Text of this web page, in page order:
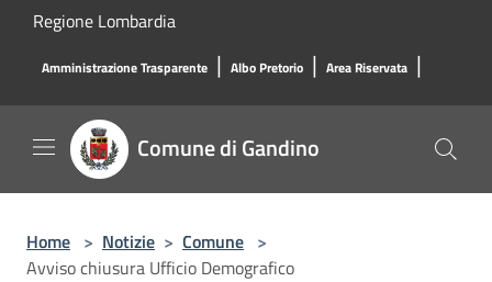
Salta al contenuto principale
Regione Lombardia
Amministrazione Trasparente | Albo Pretorio | Area Riservata |
Comune di Gandino
Home > Notizie > Comune >
Avviso chiusura Ufficio Demografico